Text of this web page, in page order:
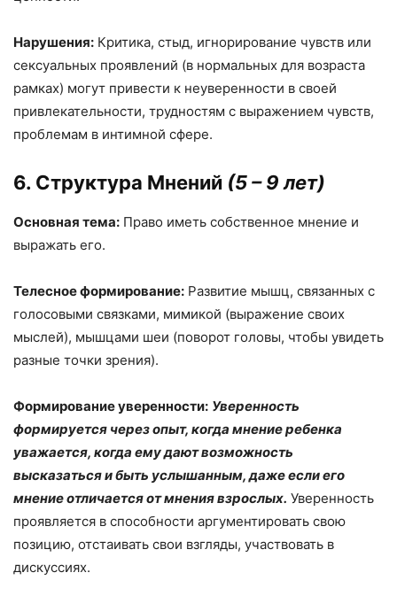
Нарушения: Критика, стыд, игнорирование чувств или
сексуальных проявлений (в нормальных для возраста
рамках) могут привести к неуверенности в своей
привлекательности, трудностям с выражением чувств,
проблемам в интимной сфере.
6. Структура Мнений (5 – 9 лет)
Основная тема: Право иметь собственное мнение и
выражать его.
Телесное формирование: Развитие мышц, связанных с
голосовыми связками, мимикой (выражение своих
мыслей), мышцами шеи (поворот головы, чтобы увидеть
разные точки зрения).
Формирование уверенности: Уверенность
формируется через опыт, когда мнение ребенка
уважается, когда ему дают возможность
высказаться и быть услышанным, даже если его
мнение отличается от мнения взрослых. Уверенность
проявляется в способности аргументировать свою
позицию, отстаивать свои взгляды, участвовать в
дискуссиях.